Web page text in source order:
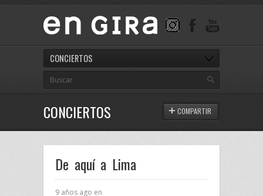
CONCIERTOS
CONCIERTOS COMPARTIR
De aquí a Lima
9 años ago en